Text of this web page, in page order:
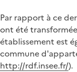
Par rapport à ce
ont été
établissement est
commune
http://rdf.insee.fr/).